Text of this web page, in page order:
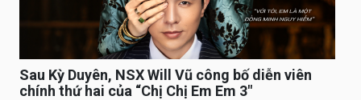
Sau Kỳ Duyên, NSX Will Vũ công bố diễn viên
chính thứ hai của “Chị Chị Em Em 3″